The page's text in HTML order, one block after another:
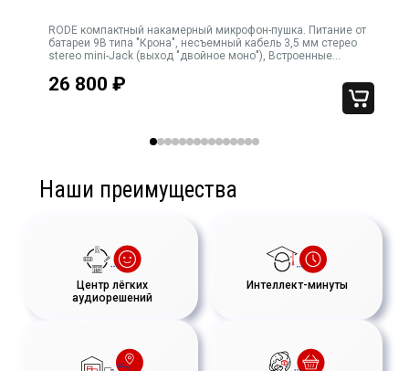
В комплект Vlogger Kit Universal входит зажим для микрофона,
обеспечивающий безопасность микрофона, и меховая
ветрозащита, подходящая для съемок на открытом воздухе и
RODE компактный накамерный микрофон-пушка. Питание от
батареи 9В типа "Крона", несъемный кабель 3,5 мм стерео
stereo mini-Jack (выход "двойное моно"), Встроенные
26 800 ₽
Наши преимущества
Центр лёгких
аудиорешений
Интеллект-минуты